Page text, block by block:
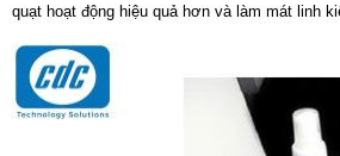
quạt hoạt động hiệu quả hơn và làm mát linh